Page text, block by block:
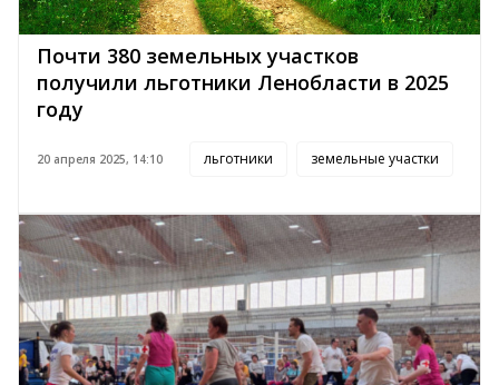
Почти 380 земельных участков
получили льготники Ленобласти в 2025
году
20 апреля 2025, 14:10 льготники земельные участки